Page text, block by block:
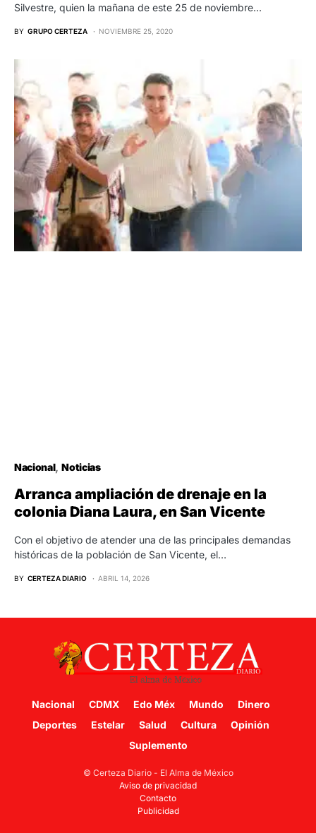
Silvestre, quien la mañana de este 25 de noviembre…
BY GRUPO CERTEZA NOVIEMBRE 25, 2020
Nacional Noticias
Arranca ampliación de drenaje en la
colonia Diana Laura, en San Vicente
Con el objetivo de atender una de las principales demandas
históricas de la población de San Vicente, el…
BY CERTEZA DIARIO ABRIL 14, 2026
Nacional CDMX Edo Méx Mundo
Dinero
Deportes
Estelar Salud Cultura
Opinión
Suplemento
© Certeza Diario - El Alma de México
Aviso de privacidad
Contacto
Publicidad